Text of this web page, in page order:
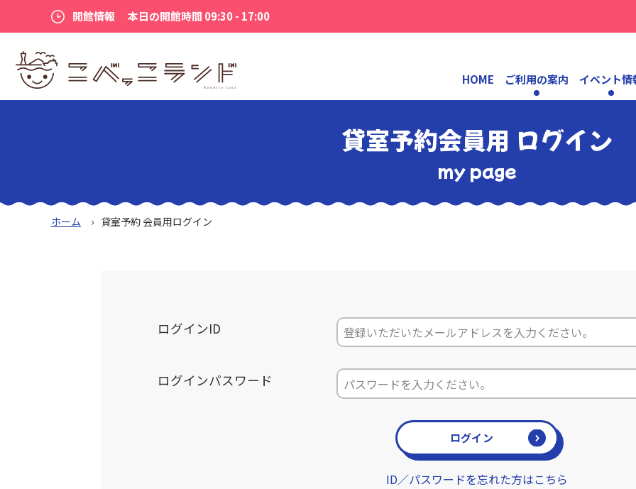
開館情報 本日の開館時間 09:30 - 17:00
HOME
ご利用の案内 イベント情
貸室予約会員用 ログイン
my page
ホーム 貸室予約 会員用ログイン
ログインID
ログインパスワード
ログイン
ID／パスワードを忘れた方はこちら